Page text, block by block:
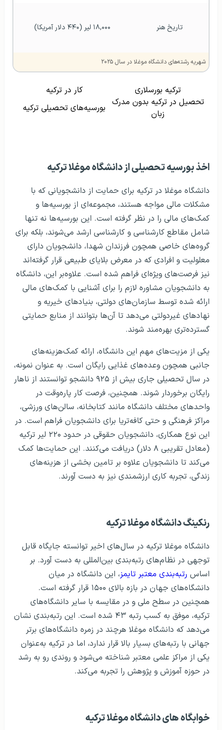
تاریخ هنر ۱۸,۰۰۰ لیر (۴۴۰ دلار آمریکا)
شهریه رشته‌های دانشگاه موغلا در سال ۲۰۲۵
ترکیه بورسلاری
کار در ترکیه
تحصیل در ترکیه بدون مدرک
زبان
بورسیه‌های تحصیلی ترکیه
اخذ بورسیه تحصیلی از دانشگاه موغلا ترکیه
دانشگاه موغلا در ترکیه برای حمایت از دانشجویانی که با
مشکلات مالی مواجه هستند، مجموعه‌ای از بورسیه‌ها و
کمک‌های مالی را در نظر گرفته است. این بورسیه‌ها نه تنها
شامل مقاطع کارشناسی و کارشناسی ارشد می‌شوند، بلکه برای
گروه‌های خاصی همچون فرزندان شهدا، دانشجویان دارای
معلولیت و افرادی که در معرض بلایای طبیعی قرار گرفته‌اند
نیز فرصت‌های ویژه‌ای فراهم شده است. علاوه‌بر این، دانشگاه
به دانشجویان مشاوره لازم را برای آشنایی با کمک‌های مالی
ارائه شده توسط سازمان‌های دولتی، بنیادهای خیریه و
نهادهای غیردولتی می‌دهد تا آن‌ها بتوانند از منابع حمایتی
گسترده‌تری بهره‌مند شوند.
یکی از مزیت‌های مهم این دانشگاه، ارائه کمک‌هزینه‌های
جانبی همچون وعده‌های غذایی رایگان است. به عنوان نمونه،
در سال تحصیلی جاری بیش از ۹۲۵ دانشجو توانستند از ناهار
رایگان برخوردار شوند. همچنین، فرصت کار پاره‌وقت در
واحدهای مختلف دانشگاه مانند کتابخانه، سالن‌های ورزشی،
مراکز فرهنگی و حتی کافه‌تریا برای دانشجویان فراهم است. در
این نوع همکاری، دانشجویان حقوقی در حدود ۲۲۰ لیر ترکیه
(معادل تقریبی ۸ دلار) دریافت می‌کنند. این حمایت‌ها کمک
می‌کند تا دانشجویان علاوه بر تامین بخشی از هزینه‌های
زندگی، تجربه کاری ارزشمندی نیز به دست آورند.
رنکینگ دانشگاه موغلا ترکیه
دانشگاه موغلا ترکیه در سال‌های اخیر توانسته جایگاه قابل
توجهی در نظام‌های رتبه‌بندی بین‌المللی به دست آورد. بر
اساس رتبه‌بندی معتبر تایمز، این دانشگاه در میان
دانشگاه‌های جهان در بازه بالای ۱۵۰۰ قرار گرفته است.
همچنین در سطح ملی و در مقایسه با سایر دانشگاه‌های
ترکیه، موفق به کسب رتبه ۴۳ شده است. این رتبه‌بندی نشان
می‌دهد که دانشگاه موغلا هرچند در زمره دانشگاه‌های برتر
جهانی با رتبه‌های بسیار بالا قرار ندارد، اما در ترکیه به‌عنوان
یکی از مراکز علمی معتبر شناخته می‌شود و روندی رو به رشد
در حوزه آموزش و پژوهش را تجربه می‌کند.
خوابگاه‌ های دانشگاه موغلا ترکیه